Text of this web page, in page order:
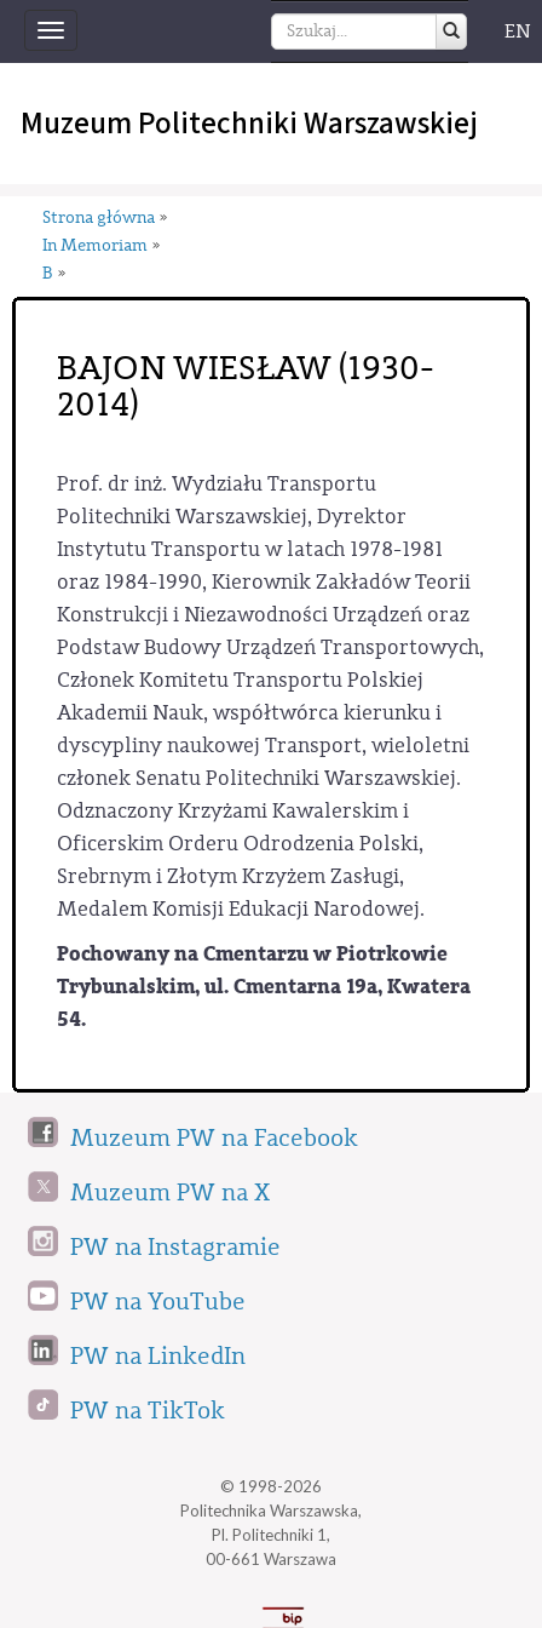
Toggle
navigation
EN
Muzeum Politechniki Warszawskiej
Strona główna »
In Memoriam »
B »
BAJON WIESŁAW (1930-
2014)
Prof. dr inż. Wydziału Transportu
Politechniki Warszawskiej, Dyrektor
Instytutu Transportu w latach 1978-1981
oraz 1984-1990, Kierownik Zakładów Teorii
Konstrukcji i Niezawodności Urządzeń oraz
Podstaw Budowy Urządzeń Transportowych,
Członek Komitetu Transportu Polskiej
Akademii Nauk, współtwórca kierunku i
dyscypliny naukowej Transport, wieloletni
członek Senatu Politechniki Warszawskiej.
Odznaczony Krzyżami Kawalerskim i
Oficerskim Orderu Odrodzenia Polski,
Srebrnym i Złotym Krzyżem Zasługi,
Medalem Komisji Edukacji Narodowej.
Pochowany na Cmentarzu w Piotrkowie
Trybunalskim, ul. Cmentarna 19a, Kwatera
54.
Muzeum PW na Facebook
Muzeum PW na X
PW na Instagramie
PW na YouTube
PW na LinkedIn
PW na TikTok
© 1998-2026
Politechnika Warszawska,
Pl. Politechniki 1,
00-661 Warszawa